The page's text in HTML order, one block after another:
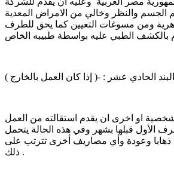
الجسم والنظر وخالي من الامراض المعدية
ومن مسوغات التعيين كما يحق للطرف
البند الحادي عشر : -( إذا كان العمل بالخارج )
او اخرى ان يقدم استقالته من العمل
الأول قبلها بشهر وفي هذه الحالة يتحمل
ذهابا وعودة وأي مصاريف أخرى تترتب على
ذلك .